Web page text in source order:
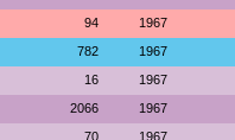
94 1967
782 1967
16 1967
2066 1967
70 1967